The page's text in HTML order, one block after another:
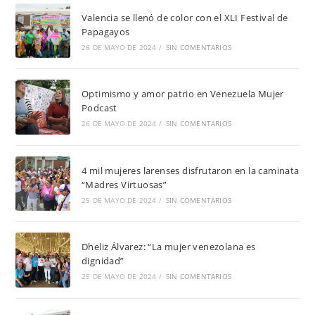
Valencia se llenó de color con el XLI Festival de
Papagayos
26 DE MAYO DE 2024 / SIN COMENTARIOS
Optimismo y amor patrio en Venezuela Mujer
Podcast
26 DE MAYO DE 2024 / SIN COMENTARIOS
4 mil mujeres larenses disfrutaron en la caminata
“Madres Virtuosas”
25 DE MAYO DE 2024 / SIN COMENTARIOS
Dheliz Álvarez: “La mujer venezolana es
dignidad”
25 DE MAYO DE 2024 / SIN COMENTARIOS